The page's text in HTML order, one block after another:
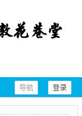
登录
导航